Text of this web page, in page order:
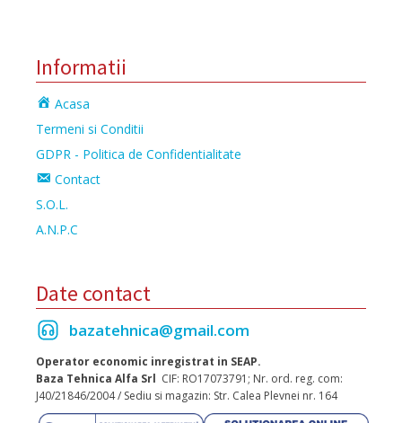
Informatii
Acasa
Termeni si Conditii
GDPR - Politica de Confidentialitate
Contact
S.O.L.
A.N.P.C
Date contact
bazatehnica@gmail.com
Operator economic inregistrat in SEAP.
Baza Tehnica Alfa Srl CIF: RO17073791; Nr. ord. reg. com:
J40/21846/2004 / Sediu si magazin: Str. Calea Plevnei nr. 164